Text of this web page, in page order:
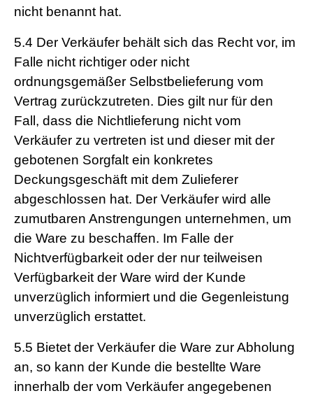
nicht benannt hat.
5.4 Der Verkäufer behält sich das Recht vor, im
Falle nicht richtiger oder nicht
ordnungsgemäßer Selbstbelieferung vom
Vertrag zurückzutreten. Dies gilt nur für den
Fall, dass die Nichtlieferung nicht vom
Verkäufer zu vertreten ist und dieser mit der
gebotenen Sorgfalt ein konkretes
Deckungsgeschäft mit dem Zulieferer
abgeschlossen hat. Der Verkäufer wird alle
zumutbaren Anstrengungen unternehmen, um
die Ware zu beschaffen. Im Falle der
Nichtverfügbarkeit oder der nur teilweisen
Verfügbarkeit der Ware wird der Kunde
unverzüglich informiert und die Gegenleistung
unverzüglich erstattet.
5.5 Bietet der Verkäufer die Ware zur Abholung
an, so kann der Kunde die bestellte Ware
innerhalb der vom Verkäufer angegebenen